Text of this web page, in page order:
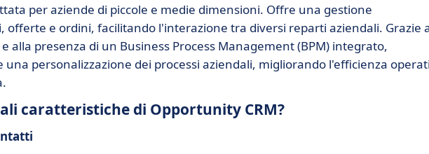
per aziende di piccole e medie dimensioni. Offre una gestione
offerte e ordini, facilitando l'interazione tra diversi reparti aziendali. Grazie
alla presenza di un Business Process Management (BPM) integrato,
personalizzazione dei processi aziendali, migliorando l'efficienza
caratteristiche di Opportunity CRM?